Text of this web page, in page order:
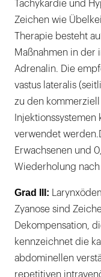
Tachykardie und
Zeichen wie
Therapie besteht
Maßnahmen in der
Adrenalin. Die
vastus lateralis
zu den
verwendet
Erwachsenen und
Wiederholung
Grad III:
Zyanose sind
Dekompensation,
kennzeichnet die
abdominellen
repetitiven